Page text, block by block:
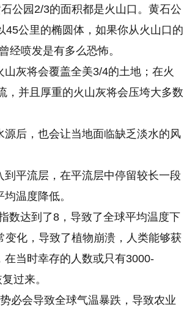
公园2/3的面积都是火山口。黄石公
45公里的椭圆体，如果你从火山口的
经喷发是有多么恐怖。
灰将会覆盖全美3/4的土地；在火
，并且厚重的火山灰将会压垮大多数
后，也会让当地面临缺乏淡水的风
平流层，在平流层中停留较长一段
温度降低。
数达到了8，导致了全球平均温度下
化，导致了植物崩溃，人类能够获
当时幸存的人数或只有3000-
过来。
必会导致全球气温暴跌，导致农业